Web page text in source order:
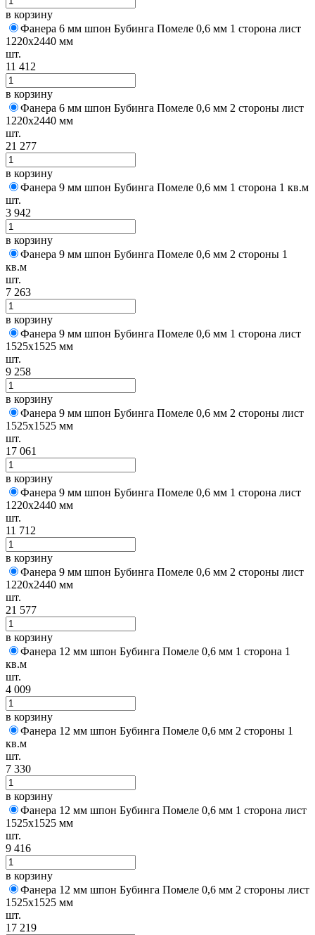
в корзину
Фанера 6 мм шпон Бубинга Помеле 0,6 мм 1 сторона лист
1220х2440 мм
шт.
11 412
в корзину
Фанера 6 мм шпон Бубинга Помеле 0,6 мм 2 стороны лист
1220х2440 мм
шт.
21 277
в корзину
Фанера 9 мм шпон Бубинга Помеле 0,6 мм 1 сторона 1 кв.м
шт.
3 942
в корзину
Фанера 9 мм шпон Бубинга Помеле 0,6 мм 2 стороны 1
кв.м
шт.
7 263
в корзину
Фанера 9 мм шпон Бубинга Помеле 0,6 мм 1 сторона лист
1525х1525 мм
шт.
9 258
в корзину
Фанера 9 мм шпон Бубинга Помеле 0,6 мм 2 стороны лист
1525х1525 мм
шт.
17 061
в корзину
Фанера 9 мм шпон Бубинга Помеле 0,6 мм 1 сторона лист
1220х2440 мм
шт.
11 712
в корзину
Фанера 9 мм шпон Бубинга Помеле 0,6 мм 2 стороны лист
1220х2440 мм
шт.
21 577
в корзину
Фанера 12 мм шпон Бубинга Помеле 0,6 мм 1 сторона 1
кв.м
шт.
4 009
в корзину
Фанера 12 мм шпон Бубинга Помеле 0,6 мм 2 стороны 1
кв.м
шт.
7 330
в корзину
Фанера 12 мм шпон Бубинга Помеле 0,6 мм 1 сторона лист
1525х1525 мм
шт.
9 416
в корзину
Фанера 12 мм шпон Бубинга Помеле 0,6 мм 2 стороны лист
1525х1525 мм
шт.
17 219